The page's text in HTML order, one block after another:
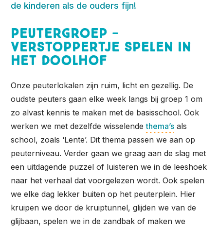
de kinderen als de ouders fijn!
Peutergroep -
Verstoppertje spelen in
het doolhof
Onze peuterlokalen zijn ruim, licht en gezellig. De
oudste peuters gaan elke week langs bij groep 1 om
zo alvast kennis te maken met de basisschool. Ook
werken we met dezelfde wisselendethema’s als
school, zoals ‘Lente’. Dit thema passen we aan op
peuterniveau. Verder gaan we graag aan de slag met
een uitdagende puzzel of luisteren we in de leeshoek
naar het verhaal dat voorgelezen wordt. Ook spelen
we elke dag lekker buiten op het peuterplein. Hier
kruipen we door de kruiptunnel, glijden we van de
glijbaan, spelen we in de zandbak of maken we